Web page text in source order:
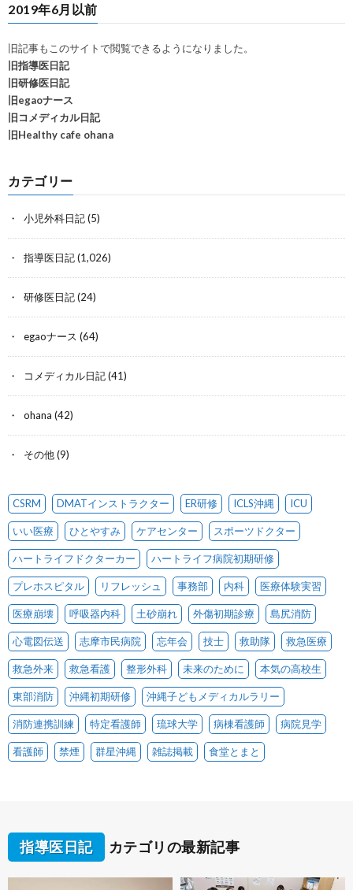
2019年6月以前
旧記事もこのサイトで閲覧できるようになりました。
旧指導医日記
旧研修医日記
旧egaoナース
旧コメディカル日記
旧Healthy cafe ohana
カテゴリー
小児外科日記(5)
指導医日記(1,026)
研修医日記(24)
egaoナース (64)
コメディカル日記(41)
ohana (42)
その他(9)
CSRM DMATインストラクター ER研修 ICLS沖縄 ICU
いい医療 ひとやすみ ケアセンター スポーツドクター
ハートライフドクターカー ハートライフ病院初期研修
プレホスピタル リフレッシュ 事務部 内科 医療体験実習
医療崩壊 呼吸器内科 土砂崩れ 外傷初期診療 島尻消防
心電図伝送 志摩市民病院 忘年会 技士 救助隊 救急医療
救急外来 救急看護 整形外科 未来のために 本気の高校生
東部消防 沖縄初期研修 沖縄子どもメディカルラリー
消防連携訓練 特定看護師 琉球大学 病棟看護師 病院見学
看護師 禁煙 群星沖縄 雑誌掲載 食堂とまと
指導医日記 カテゴリの最新記事